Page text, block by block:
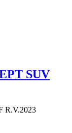
SUV
R.V.2023